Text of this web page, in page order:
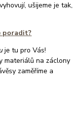
ušijeme je tak,
poradit?
je tu pro Vás!
materiálů na záclony
zaměříme a